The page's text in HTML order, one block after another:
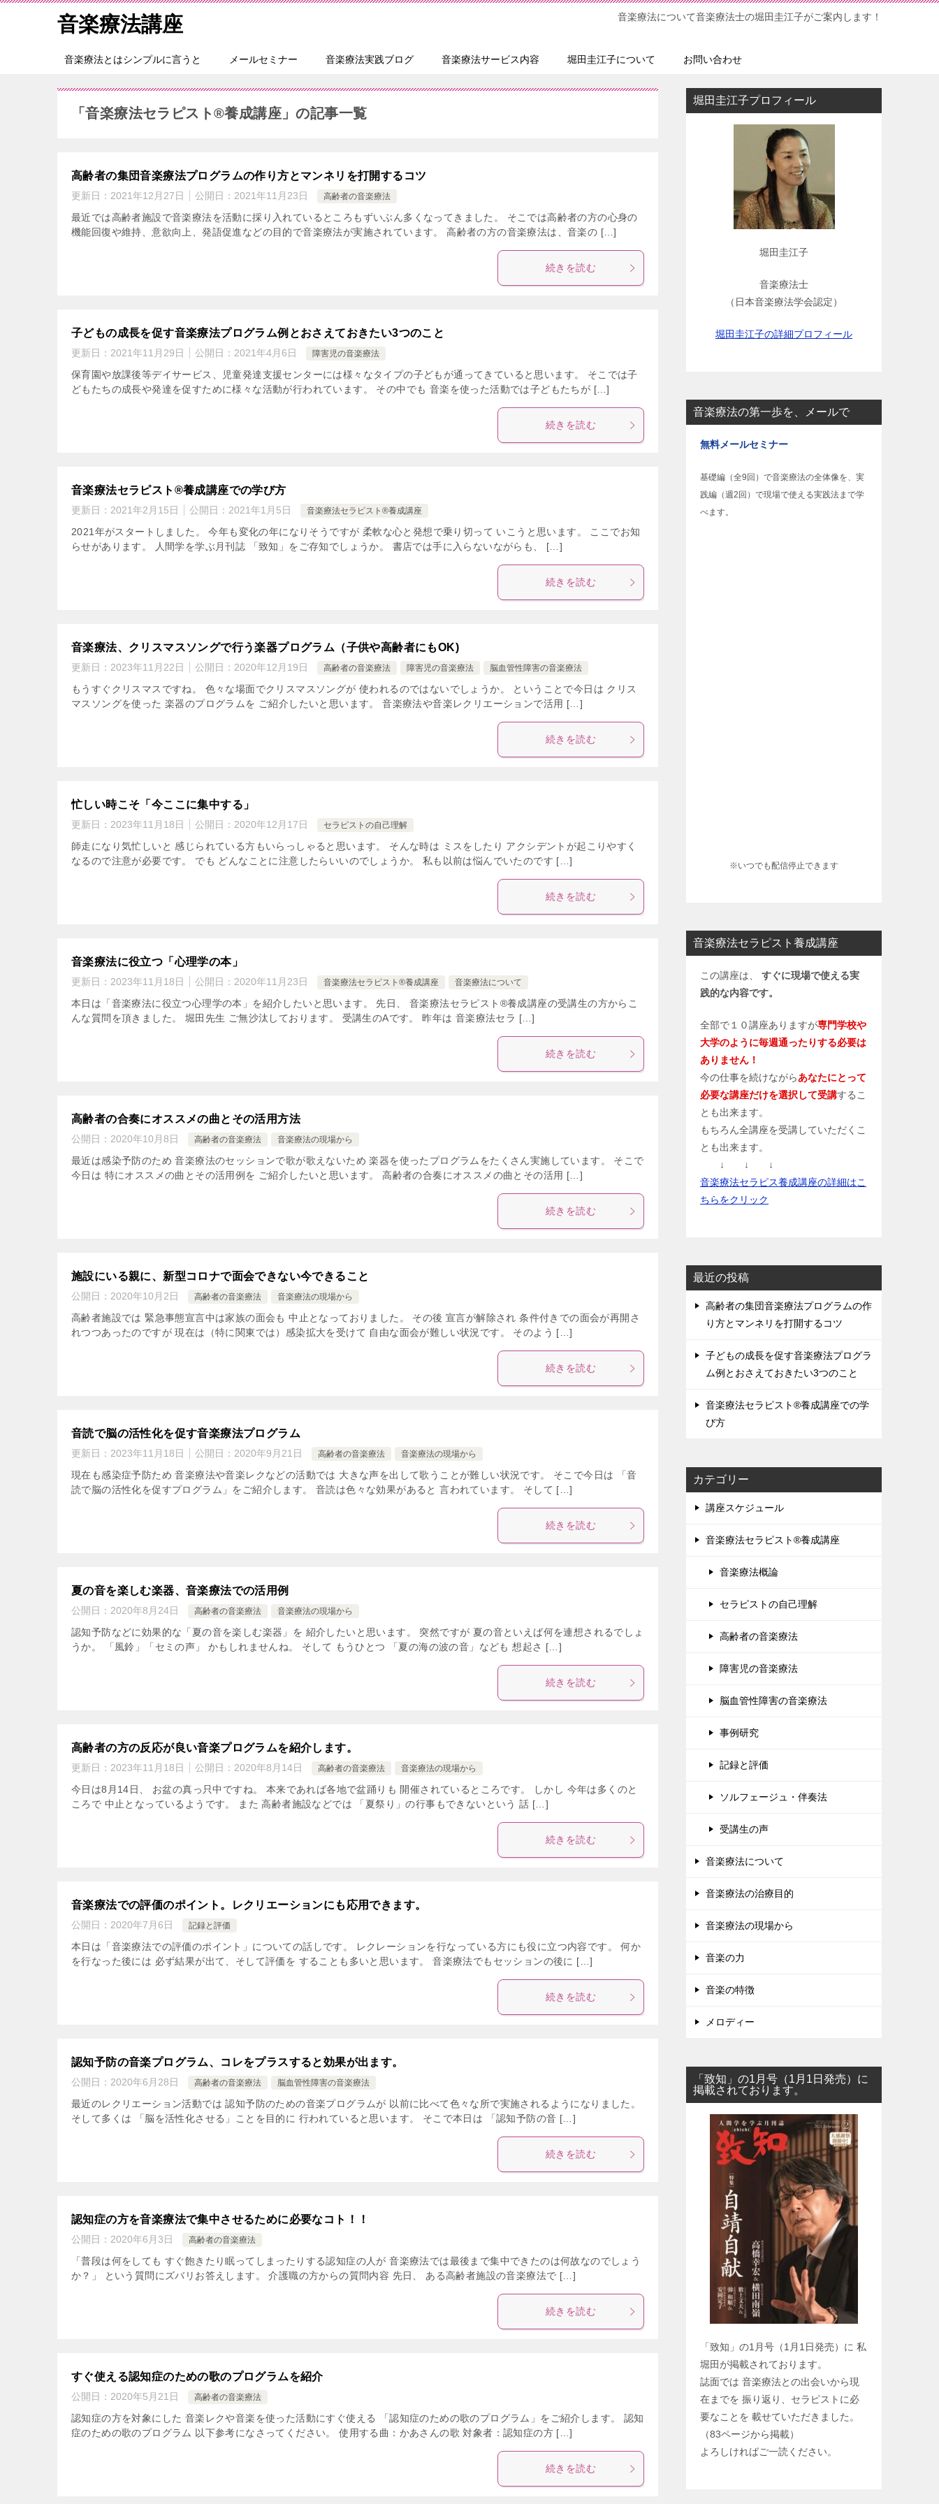
音楽療法講座 音楽療法について音楽療法士の堀田圭江子がご案内します！
音楽療法とはシンプルに言うと メールセミナー 音楽療法実践ブログ 音楽療法サービス内容 堀田圭江子について お問い合わせ
「音楽療法セラピスト®養成講座」の記事一覧
高齢者の集団音楽療法プログラムの作り方とマンネリを打開するコツ
更新日： 2021年12月27日 公開日： 2021年11月23日 高齢者の音楽療法
最近では高齢者施設で音楽療法を活動に採り入れているところもずいぶん多くなってきました。 そこでは高齢者の方の心身の
機能回復や維持、意欲向上、発語促進などの目的で音楽療法が実施されています。 高齢者の方の音楽療法は、音楽の […]
続きを読む
子どもの成長を促す音楽療法プログラム例とおさえておきたい3つのこと
更新日： 2021年11月29日 公開日： 2021年4月6日 障害児の音楽療法
保育園や放課後等デイサービス、児童発達支援センターには様々なタイプの子どもが通ってきていると思います。 そこでは子
どもたちの成長や発達を促すために様々な活動が行われています。 その中でも 音楽を使った活動では子どもたちが […]
続きを読む
音楽療法セラピスト®養成講座での学び方
更新日： 2021年2月15日 公開日： 2021年1月5日 音楽療法セラピスト®養成講座
2021年がスタートしました。 今年も変化の年になりそうですが 柔軟な心と発想で乗り切って いこうと思います。 ここでお知
らせがあります。 人間学を学ぶ月刊誌 「致知」をご存知でしょうか。 書店では手に入らないながらも、 […]
続きを読む
音楽療法、クリスマスソングで行う楽器プログラム（子供や高齢者にもOK)
更新日： 2023年11月22日 公開日： 2020年12月19日 高齢者の音楽療法 障害児の音楽療法 脳血管性障害の音楽療法
もうすぐクリスマスですね。 色々な場面でクリスマスソングが 使われるのではないでしょうか。 ということで今日は クリス
マスソングを使った 楽器のプログラムを ご紹介したいと思います。 音楽療法や音楽レクリエーションで活用 […]
続きを読む
忙しい時こそ「今ここに集中する」
更新日： 2023年11月18日 公開日： 2020年12月17日 セラピストの自己理解
師走になり気忙しいと 感じられている方もいらっしゃると思います。 そんな時は ミスをしたり アクシデントが起こりやすく
なるので注意が必要です。 でも どんなことに注意したらいいのでしょうか。 私も以前は悩んでいたのです […]
続きを読む
音楽療法に役立つ「心理学の本」
更新日： 2023年11月18日 公開日： 2020年11月23日 音楽療法セラピスト®養成講座 音楽療法について
本日は「音楽療法に役立つ心理学の本」を紹介したいと思います。 先日、 音楽療法セラピスト®養成講座の受講生の方からこ
んな質問を頂きました。 堀田先生 ご無沙汰しております。 受講生のAです。 昨年は 音楽療法セラ […]
続きを読む
高齢者の合奏にオススメの曲とその活用方法
公開日： 2020年10月8日 高齢者の音楽療法 音楽療法の現場から
最近は感染予防のため 音楽療法のセッションで歌が歌えないため 楽器を使ったプログラムをたくさん実施しています。 そこで
今日は 特にオススメの曲とその活用例を ご紹介したいと思います。 高齢者の合奏にオススメの曲とその活用 […]
続きを読む
施設にいる親に、新型コロナで面会できない今できること
公開日： 2020年10月2日 高齢者の音楽療法 音楽療法の現場から
高齢者施設では 緊急事態宣言中は家族の面会も 中止となっておりました。 その後 宣言が解除され 条件付きでの面会が再開さ
れつつあったのですが 現在は（特に関東では）感染拡大を受けて 自由な面会が難しい状況です。 そのよう […]
続きを読む
音読で脳の活性化を促す音楽療法プログラム
更新日： 2023年11月18日 公開日： 2020年9月21日 高齢者の音楽療法 音楽療法の現場から
現在も感染症予防ため 音楽療法や音楽レクなどの活動では 大きな声を出して歌うことが難しい状況です。 そこで今日は 「音
読で脳の活性化を促すプログラム」をご紹介します。 音読は色々な効果があると 言われています。 そして […]
続きを読む
夏の音を楽しむ楽器、音楽療法での活用例
公開日： 2020年8月24日 高齢者の音楽療法 音楽療法の現場から
認知予防などに効果的な「夏の音を楽しむ楽器」を 紹介したいと思います。 突然ですが 夏の音といえば何を連想されるでしょ
うか。 「風鈴」「セミの声」 かもしれませんね。 そして もうひとつ 「夏の海の波の音」なども 想起さ […]
続きを読む
高齢者の方の反応が良い音楽プログラムを紹介します。
更新日： 2023年11月18日 公開日： 2020年8月14日 高齢者の音楽療法 音楽療法の現場から
今日は8月14日、 お盆の真っ只中ですね。 本来であれば各地で盆踊りも 開催されているところです。 しかし 今年は多くのと
ころで 中止となっているようです。 また 高齢者施設などでは 「夏祭り」の行事もできないという 話 […]
続きを読む
音楽療法での評価のポイント。レクリエーションにも応用できます。
公開日： 2020年7月6日 記録と評価
本日は「音楽療法での評価のポイント」についての話しです。 レクレーションを行なっている方にも役に立つ内容です。 何か
を行なった後には 必ず結果が出て、そして評価を することも多いと思います。 音楽療法でもセッションの後に […]
続きを読む
認知予防の音楽プログラム、コレをプラスすると効果が出ます。
公開日： 2020年6月28日 高齢者の音楽療法 脳血管性障害の音楽療法
最近のレクリエーション活動では 認知予防のための音楽プログラムが 以前に比べて色々な所で実施されるようになりました。
そして多くは 「脳を活性化させる」ことを目的に 行われていると思います。 そこで本日は 「認知予防の音 […]
続きを読む
認知症の方を音楽療法で集中させるために必要なコト！！
公開日： 2020年6月3日 高齢者の音楽療法
「普段は何をしても すぐ飽きたり眠ってしまったりする認知症の人が 音楽療法では最後まで集中できたのは何故なのでしょう
か？」 という質問にズバリお答えします。 介護職の方からの質問内容 先日、 ある高齢者施設の音楽療法で […]
続きを読む
すぐ使える認知症のための歌のプログラムを紹介
公開日： 2020年5月21日 高齢者の音楽療法
認知症の方を対象にした 音楽レクや音楽を使った活動にすぐ使える 「認知症のための歌のプログラム」をご紹介します。 認知
症のための歌のプログラム 以下参考になさってください。 使用する曲：かあさんの歌 対象者：認知症の方 […]
続きを読む
堀田圭江子プロフィール
堀田圭江子
音楽療法士
（日本音楽療法学会認定）
堀田圭江子の詳細プロフィール
音楽療法の第一歩を、メールで
無料メールセミナー
基礎編（全9回）で音楽療法の全体像を、実
践編（週2回）で現場で使える実践法まで学
べます。
※いつでも配信停止できます
音楽療法セラピスト養成講座
この講座は、 すぐに現場で使える実
践的な内容です。
全部で１０講座ありますが専門学校や
大学のように毎週通ったりする必要は
ありません！
今の仕事を続けながらあなたにとって
必要な講座だけを選択して受講するこ
とも出来ます。
もちろん全講座を受講していただくこ
とも出来ます。
↓ ↓ ↓
音楽療法セラピス養成講座の詳細はこ
ちらをクリック
最近の投稿
高齢者の集団音楽療法プログラムの作
り方とマンネリを打開するコツ
子どもの成長を促す音楽療法プログラ
ム例とおさえておきたい3つのこと
音楽療法セラピスト®養成講座での学
び方
カテゴリー
講座スケジュール
音楽療法セラピスト®養成講座
音楽療法概論
セラピストの自己理解
高齢者の音楽療法
障害児の音楽療法
脳血管性障害の音楽療法
事例研究
記録と評価
ソルフェージュ・伴奏法
受講生の声
音楽療法について
音楽療法の治療目的
音楽療法の現場から
音楽の力
音楽の特徴
メロディー
「致知」の1月号（1月1日発売）に
掲載されております。
「致知」の1月号（1月1日発売）に 私
堀田が掲載されております。
誌面では 音楽療法との出会いから現
在までを 振り返り、セラピストに必
要なことを 載せていただきました。
（83ページから掲載）
よろしければご一読ください。